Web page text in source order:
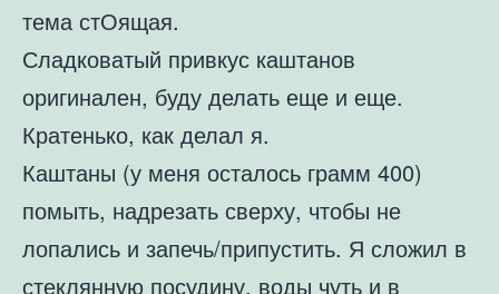
тема стОящая.
Сладковатый привкус каштанов
оригинален, буду делать еще и еще.
Кратенько, как делал я.
Каштаны (у меня осталось грамм 400)
помыть, надрезать сверху, чтобы не
лопались и запечь/припустить. Я сложил в
стеклянную посудину, воды чуть и в